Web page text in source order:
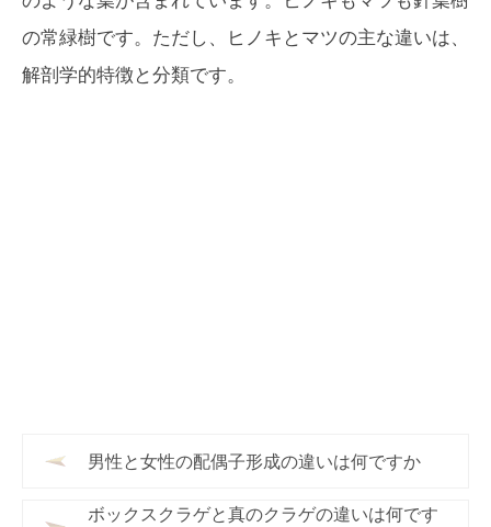
の常緑樹です。ただし、ヒノキとマツの主な違いは、
解剖学的特徴と分類です。
男性と女性の配偶子形成の違いは何ですか
ボックスクラゲと真のクラゲの違いは何です